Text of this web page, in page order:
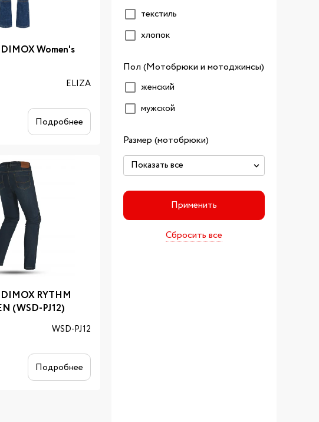
Women's
ELIZA
Подробнее
RYTHM
(WSD-PJ12)
WSD-PJ12
Подробнее
текстиль
хлопок
Пол (Мотобрюки и мотоджинсы)
женский
мужской
Размер (мотобрюки)
Применить
Сбросить все